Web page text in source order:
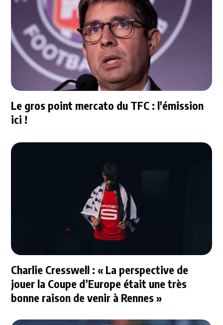
Le gros point mercato du TFC : l'émission
ici !
Charlie Cresswell : « La perspective de
jouer la Coupe d’Europe était une très
bonne raison de venir à Rennes »